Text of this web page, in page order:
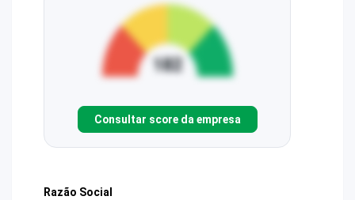
Consultar score da empresa
Razão Social